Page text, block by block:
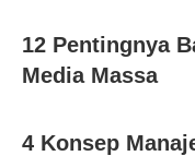
12 Pentingnya
Media Massa
4 Konsep